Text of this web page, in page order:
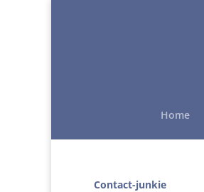
Home
Contact-junkie